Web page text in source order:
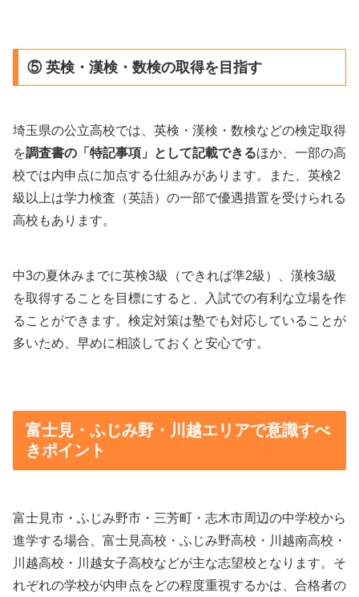
⑤ 英検・漢検・数検の取得を目指す
埼玉県の公立高校では、英検・漢検・数検などの検定取得
を調査書の「特記事項」として記載できるほか、一部の高
校では内申点に加点する仕組みがあります。また、英検2
級以上は学力検査（英語）の一部で優遇措置を受けられる
高校もあります。
中3の夏休みまでに英検3級（できれば準2級）、漢検3級
を取得することを目標にすると、入試での有利な立場を作
ることができます。検定対策は塾でも対応していることが
多いため、早めに相談しておくと安心です。
富士見・ふじみ野・川越エリアで意識すべ
きポイント
富士見市・ふじみ野市・三芳町・志木市周辺の中学校から
進学する場合、富士見高校・ふじみ野高校・川越南高校・
川越高校・川越女子高校などが主な志望校となります。そ
れぞれの学校が内申点をどの程度重視するかは、合格者の